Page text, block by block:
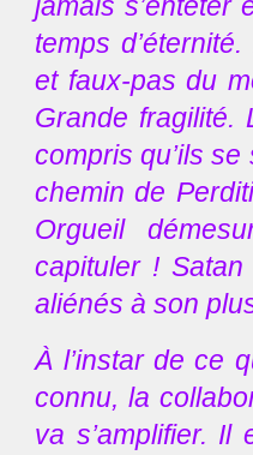
temps
et faux-pas du
Grande fragilité.
compris qu’ils
chemin de
Orgueil
capituler !
aliénés à son
À l’instar de ce
connu, la
va s’amplifier. Il